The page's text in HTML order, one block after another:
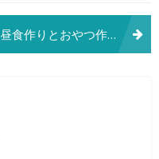
昼食作りとおやつ作り(*^_^*)